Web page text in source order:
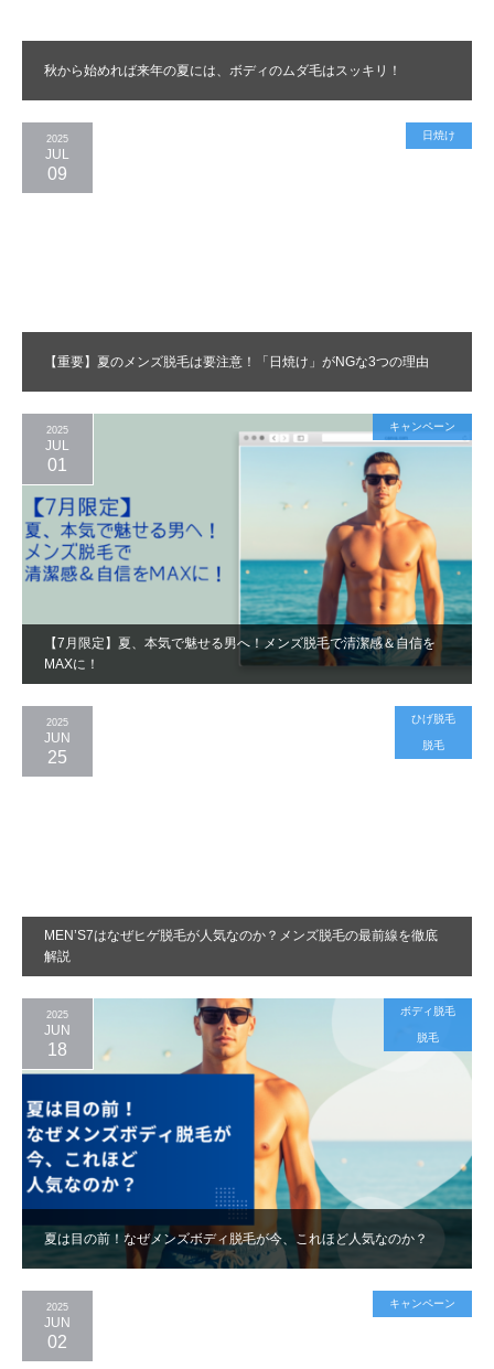
秋から始めれば来年の夏には、ボディのムダ毛はスッキリ！
【重要】夏のメンズ脱毛は要注意！「日焼け」がNGな3つの理由
2025
JUL
09
日焼け
【7月限定】夏、本気で魅せる男へ！メンズ脱毛で清潔感＆自信を
MAXに！
2025
JUL
01
キャンペーン
MEN’S7はなぜヒゲ脱毛が人気なのか？メンズ脱毛の最前線を徹底
解説
2025
JUN
25
ひげ脱毛
脱毛
夏は目の前！なぜメンズボディ脱毛が今、これほど人気なのか？
2025
JUN
18
ボディ脱毛
脱毛
2025
JUN
02
キャンペーン